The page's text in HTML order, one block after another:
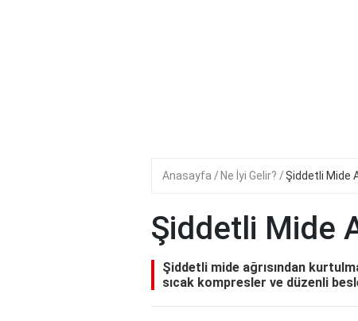
Anasayfa Ne İyi Gelir? Şiddetli Mide
Şiddetli Mide
Şiddetli mide ağrısından
sıcak kompresler ve düzenli